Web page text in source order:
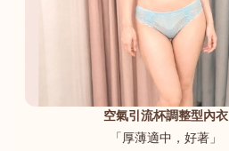
空氣引流杯調整型內衣
「厚薄適中，好著」